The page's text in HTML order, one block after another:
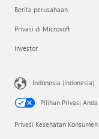
Berita perusahaan
Privasi di Microsoft
Investor
Indonesia (Indonesia)
Pilihan Privasi Anda
Privasi Kesehatan Konsumen